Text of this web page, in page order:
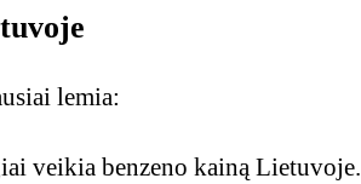
lemia:
veikia benzeno kainą